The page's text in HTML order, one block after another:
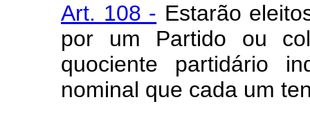
Art. 108 - Estarão
por um Partido ou
quociente partidário
nominal que cada um